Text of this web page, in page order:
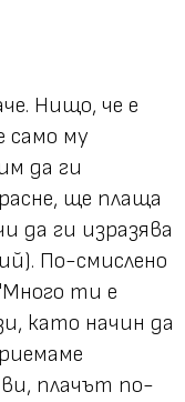
Нищо, че е
само му
да ги
ще плаща
да ги изразява
По-смислено
ти е
като начин да
плачът по-